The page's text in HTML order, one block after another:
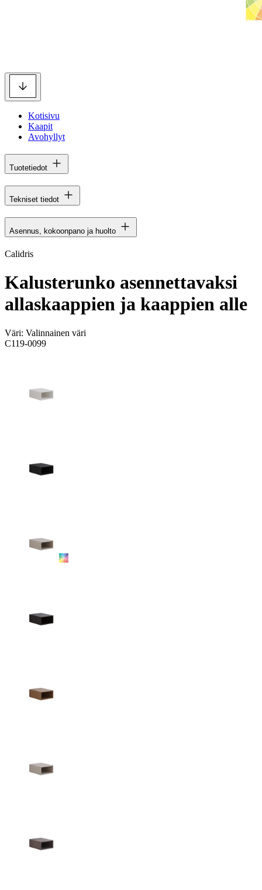
Kotisivu
Kaapit
Avohyllyt
Tuotetiedot
Tekniset tiedot
Asennus, kokoonpano ja huolto
Calidris
Kalusterunko asennettavaksi
allaskaappien ja kaappien alle
Väri: Valinnainen väri
C119-0099